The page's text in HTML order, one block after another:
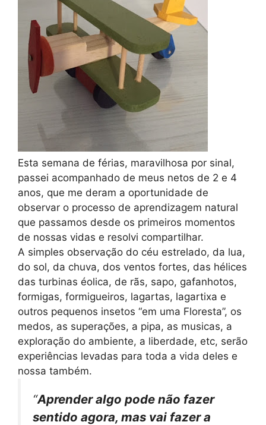
Esta semana de férias, maravilhosa por sinal,
passei acompanhado de meus netos de 2 e 4
anos, que me deram a oportunidade de
observar o processo de aprendizagem natural
que passamos desde os primeiros momentos
de nossas vidas e resolvi compartilhar.
A simples observação do céu estrelado, da lua,
do sol, da chuva, dos ventos fortes, das hélices
das turbinas éolica, de rãs, sapo, gafanhotos,
formigas, formigueiros, lagartas, lagartixa e
outros pequenos insetos “em uma Floresta”, os
medos, as superações, a pipa, as musicas, a
exploração do ambiente, a liberdade, etc, serão
experiências levadas para toda a vida deles e
nossa também.
“Aprender algo pode não fazer
sentido agora, mas vai fazer a